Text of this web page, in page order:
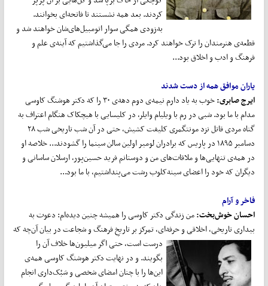
کردند. بعد همه نشستند تا فاتحه‌ای بخوانند.
به‌زودی همگی سوار اتومبیل‌های‌شان خواهند شد و
قطعه‌ی هنرمندان را ترک خواهند کرد. مردی را جا می‌گذاشتیم که آینه‌ی علم و
فرهنگ و ادب و اخلاق بود...
یاران موافق همه از دست شدند
ایرج صابری:
خوب به یاد دارم نیمه‌ی دوم دهه‌ی ۳۰ را که دکتر هوشنگ کاوسی
مدام با ما بود. شبی در رم با ویلیام وایلر، در کلیسایی با هیچکاک هنگام اعتراف به
گناه مردی قاتل نزد مونتگمری کلیفت کشیش، حتی در آن شب تاریخی شب ۲۸
دسامبر ۱۸۹۵ در پاریس که برادران لومیر اولین سالن سینما را گشودند... خلاصه او
در همه‌ی تنهایی‌ها و ملاقات‌های من و دوستانم فرید حسین‌پور، ارسلان ساسانی و
دیگران که خود را اعضای سینه‌کلوب رشت می‌پنداشتیم، با ما بود...
فاخر و آرام
احسان خوشبخت:من زندگی دکتر کاوسی را همیشه چنین دیده‌ام: دعوت به
بیداری تاریخی، اخلاقی و حرفه‌ای، تمرکز بر تاریخِ فرهنگ و شجاعت در بیان آن‌چه که
درست است، حتی اگر میلیون‌ها خلاف آن را
بگویند. و در نهایت دکتر هوشنگ کاوسی همه‌ی
این‌ها را با چنان امضای شخصی‌ و سَبْک‌داری انجام